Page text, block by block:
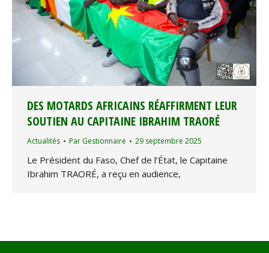
DES MOTARDS AFRICAINS RÉAFFIRMENT LEUR
SOUTIEN AU CAPITAINE IBRAHIM TRAORÉ
Actualités Par Gestionnaire 29 septembre 2025
Le Président du Faso, Chef de l’État, le Capitaine
Ibrahim TRAORÉ, a reçu en audience,